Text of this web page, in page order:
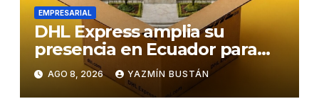
EMPRESARIAL
DHL Express amplia su
presencia en Ecuador para
responder al crecimiento de
las exportaciones
AGO 8, 2026 YAZMÍN BUSTÁN